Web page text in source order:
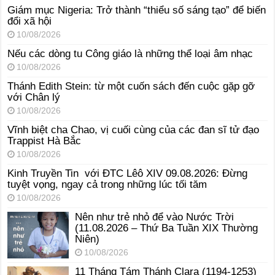
Giám mục Nigeria: Trở thành “thiểu số sáng tạo” để biến
đổi xã hội
10/08/2026
Nếu các dòng tu Công giáo là những thể loại âm nhạc
10/08/2026
Thánh Edith Stein: từ một cuốn sách đến cuộc gặp gỡ
với Chân lý
10/08/2026
Vĩnh biệt cha Chao, vị cuối cùng của các đan sĩ tử đạo
Trappist Hà Bắc
10/08/2026
Kinh Truyền Tin với ĐTC Lêô XIV 09.08.2026: Đừng
tuyệt vọng, ngay cả trong những lúc tối tăm
10/08/2026
Nên như trẻ nhỏ để vào Nước Trời
(11.08.2026 – Thứ Ba Tuần XIX Thường
Niên)
10/08/2026
11 Tháng Tám Thánh Clara (1194-1253)